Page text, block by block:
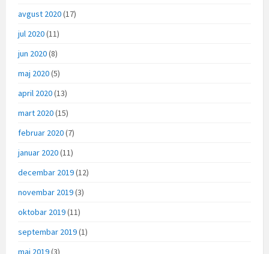
avgust 2020(17)
jul 2020(11)
jun 2020(8)
maj 2020(5)
april 2020(13)
mart 2020(15)
februar 2020(7)
januar 2020(11)
decembar 2019(12)
novembar 2019(3)
oktobar 2019(11)
septembar 2019(1)
maj 2019(3)